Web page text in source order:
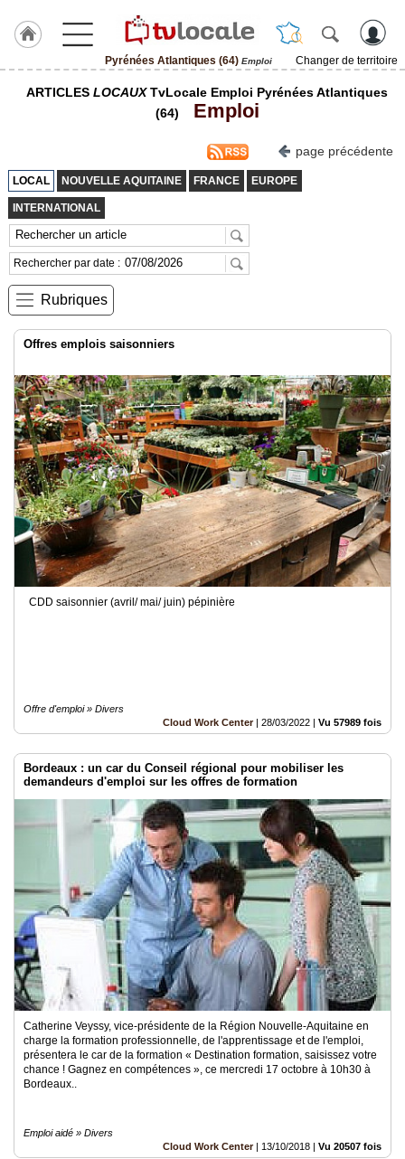
Pyrénées Atlantiques (64) Emploi
Changer de territoire
J'adhère
Atlantiques
(64)
TvLocale
France
Accueil
RUBRIQUES
Gazette
Vidéos
Médias
du
groupe
Blogs
Prémium
Inscription
annuaire
ARTICLES LOCAUXTvLocale Emploi Pyrénées Atlantiques
(64)
Emploi
page précédente
LOCAL NOUVELLE AQUITAINE FRANCE EUROPE
INTERNATIONAL
Rechercher par date :
Rubriques
Offres emplois saisonniers
CDD saisonnier (avril/ mai/ juin) pépinière
Offre d'emploi » Divers
Cloud Work Center| 28/03/2022 | Vu 57989 fois
Bordeaux : un car du Conseil régional pour mobiliser les
demandeurs d'emploi sur les offres de formation
Catherine Veyssy, vice-présidente de la Région Nouvelle-Aquitaine en
charge la formation professionnelle, de l'apprentissage et de l'emploi,
présentera le car de la formation « Destination formation, saisissez votre
chance ! Gagnez en compétences », ce mercredi 17 octobre à 10h30 à
Bordeaux..
Emploi aidé » Divers
Cloud Work Center| 13/10/2018 | Vu 20507 fois